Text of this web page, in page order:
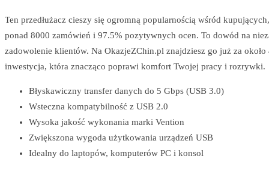
Ten przedłużacz cieszy się ogromną popularnością wśród
ponad 8000 zamówień i 97.5% pozytywnych ocen. To dowód na
zadowolenie klientów. Na OkazjeZChin.pl znajdziesz go już za około
inwestycja, która znacząco poprawi komfort Twojej pracy i rozrywki.
Błyskawiczny transfer danych do 5 Gbps (USB 3.0)
Wsteczna kompatybilność z USB 2.0
Wysoka jakość wykonania marki Vention
Zwiększona wygoda użytkowania urządzeń USB
Idealny do laptopów, komputerów PC i konsol